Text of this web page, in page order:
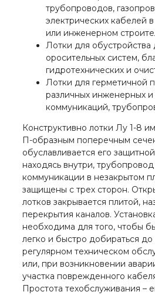
трубопроводов,
электрических кабелей
или инженерном
Лотки для
оросительных систем,
гидротехнических и
Лотки для герметичной
различных инженерных и
коммуникаций,
Конструктивно лотки Лу 1-8
П-образным поперечным
обуславливается его
находясь внутри,
коммуникации в незакрытом
защищены с трех сторон.
лотков закрывается плитой,
перекрытия каналов.
необходима для того, чтобы
легко и быстро добираться
регулярном техническом
или, при возникновении
участка поврежденного
Простота техобслуживания –